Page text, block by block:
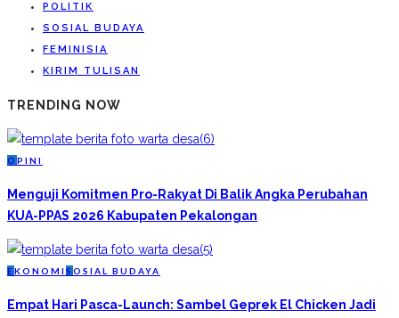
POLITIK
SOSIAL BUDAYA
FEMINISIA
KIRIM TULISAN
TRENDING NOW
O PINI
Menguji Komitmen Pro-Rakyat Di Balik Angka Perubahan
KUA-PPAS 2026 Kabupaten Pekalongan
EKONOMI S OSIAL BUDAYA
Empat Hari Pasca-Launch: Sambel Geprek El Chicken Jadi